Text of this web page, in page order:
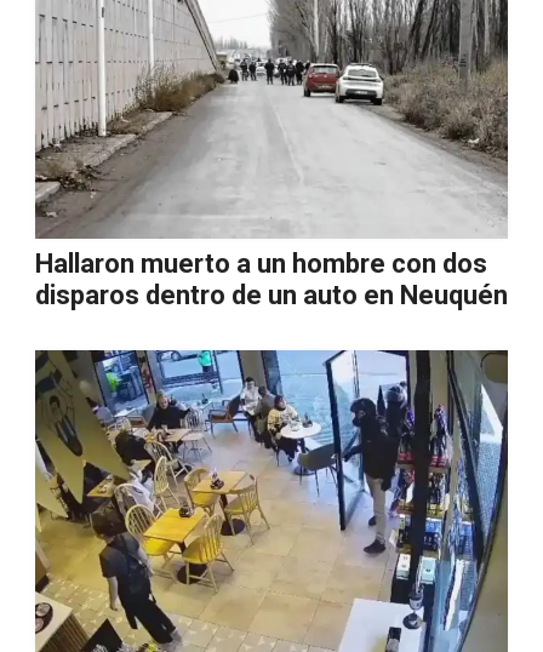
Hallaron muerto a un hombre con dos
disparos dentro de un auto en Neuquén